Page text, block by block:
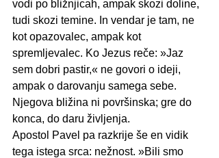
vodi po bližnjicah, ampak skozi doline,
tudi skozi temine. In vendar je tam, ne
kot opazovalec, ampak kot
spremljevalec. Ko Jezus reče: »Jaz
sem dobri pastir,« ne govori o ideji,
ampak o darovanju samega sebe.
Njegova bližina ni površinska; gre do
konca, do daru življenja.
Apostol Pavel pa razkrije še en vidik
tega istega srca: nežnost. »Bili smo